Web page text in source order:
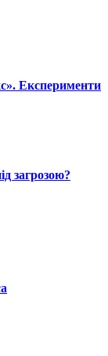
Експерименти
загрозою?